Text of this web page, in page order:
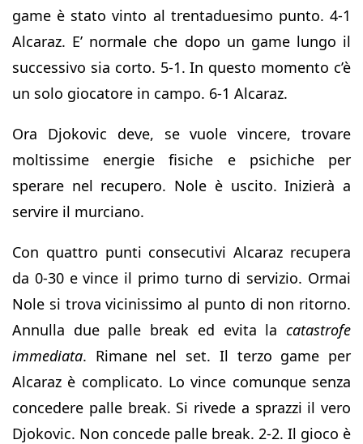
game è stato vinto al trentaduesimo punto. 4-1
Alcaraz. E’ normale che dopo un game lungo il
successivo sia corto. 5-1. In questo momento c’è
un solo giocatore in campo. 6-1 Alcaraz.
Ora Djokovic deve, se vuole vincere, trovare
moltissime energie fisiche e psichiche per
sperare nel recupero. Nole è uscito. Inizierà a
servire il murciano.
Con quattro punti consecutivi Alcaraz recupera
da 0-30 e vince il primo turno di servizio. Ormai
Nole si trova vicinissimo al punto di non ritorno.
Annulla due palle break ed evita la catastrofe
immediata. Rimane nel set. Il terzo game per
Alcaraz è complicato. Lo vince comunque senza
concedere palle break. Si rivede a sprazzi il vero
Djokovic. Non concede palle break. 2-2. Il gioco è